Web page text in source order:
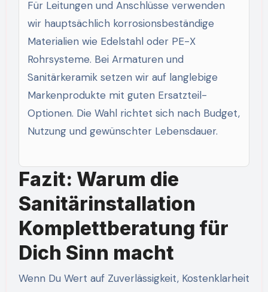
Für Leitungen und Anschlüsse verwenden
wir hauptsächlich korrosionsbeständige
Materialien wie Edelstahl oder PE-X
Rohrsysteme. Bei Armaturen und
Sanitärkeramik setzen wir auf langlebige
Markenprodukte mit guten Ersatzteil-
Optionen. Die Wahl richtet sich nach Budget,
Nutzung und gewünschter Lebensdauer.
Fazit: Warum die
Sanitärinstallation
Komplettberatung für
Dich Sinn macht
Wenn Du Wert auf Zuverlässigkeit, Kostenklarheit